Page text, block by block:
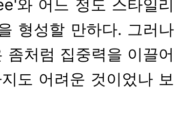
와 어느 정도 스타일리
형성할 만하다. 그러나
처럼 집중력을 이끌어
도 어려운 것이었나 보